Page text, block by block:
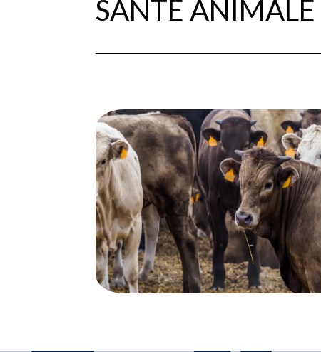
SANTÉ ANIMALE